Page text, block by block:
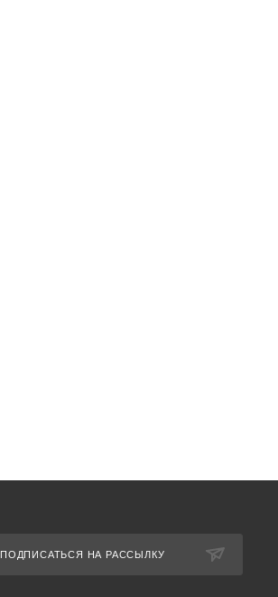
ПОДПИСАТЬСЯ НА РАССЫЛКУ